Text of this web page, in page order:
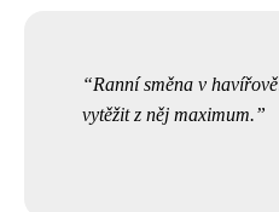
Ranní směna v
vytěžit z něj maximum.